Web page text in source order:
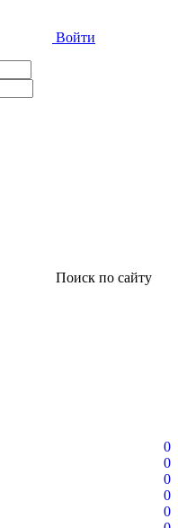
Войти
Поиск по сайту
0
0
0
0
0